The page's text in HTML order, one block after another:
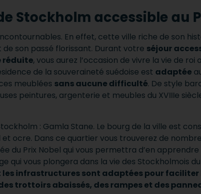
Stockholm accessible au
En effet, cette ville riche de son
son passé florissant. Durant votre séjour
réduite, vous aurez l’occasion de vivre la vie de
de la souveraineté suédoise est adaptée
meublées sans aucune difficulté. De style
peintures, argenterie et meubles du XVIIIe
: Gamla Stane. Le bourg de la ville est
ocre. Dans ce quartier vous trouverez de
du Prix Nobel qui vous permettra d’en
qui vous plongera dans la vie des Stockholmois
les infrastructures sont adaptées pour faciliter
trottoirs abaissés, des rampes et des